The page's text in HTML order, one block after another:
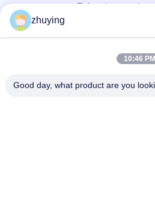
Πολιτική απορρήτου
Κίνα Καλό Ποιότητα Μεγάλα πιό
Προμηθευτής. 2017-2026
Co.,ltd Όλα. Όλα τα
zhuying
10:46 PM
Good day, what product are you